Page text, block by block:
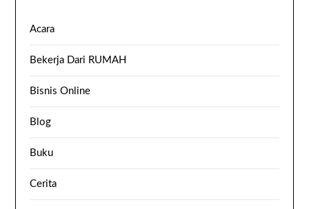
Acara
Bekerja Dari RUMAH
Bisnis Online
Blog
Buku
Cerita